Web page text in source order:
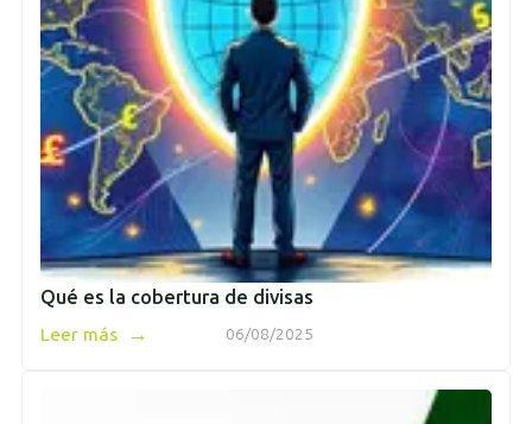
Qué es la cobertura de divisas
06/08/2025
Leer más →